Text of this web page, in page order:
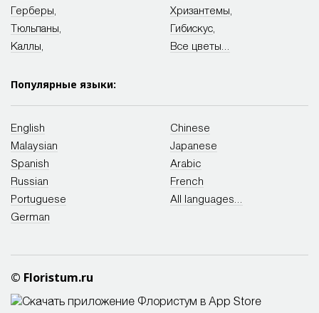
Герберы
Тюльпаны
Каллы
Хризантемы
Гибискус
Все цветы...
Популярные языки:
English
Malaysian
Chinese
Japanese
Spanish
Russian
Arabic
French
Portuguese
German
All languages...
© Floristum.ru